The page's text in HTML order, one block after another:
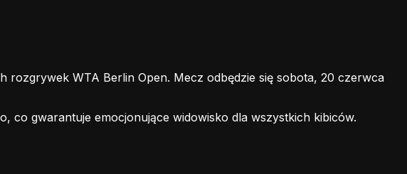
rozgrywek WTA Berlin Open. Mecz odbędzie się sobota, 20 czerwca
co gwarantuje emocjonujące widowisko dla wszystkich kibiców.